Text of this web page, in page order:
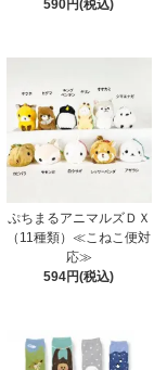
590円(税込)
ぷちまるアニマルズＤＸ
（11種類）≪こねこ便対
応≫
594円(税込)